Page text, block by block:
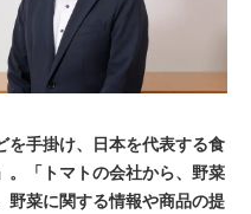
手掛け、日本を代表する食
。「トマトの会社から、野菜
野菜に関する情報や商品の提